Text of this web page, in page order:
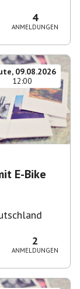
4
ANMELDUNGEN
09.08.2026
12:00
E-Bike
2
ANMELDUNGEN